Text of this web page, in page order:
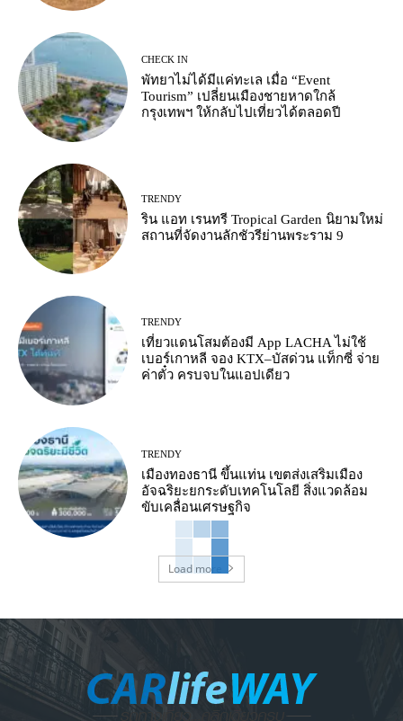
CHECK IN
พัทยาไม่ได้มีแค่ทะเล เมื่อ “Event
Tourism” เปลี่ยนเมืองชายหาดใกล้
กรุงเทพฯ ให้กลับไปเที่ยวได้ตลอดปี
TRENDY
ริน แอท เรนทรี Tropical Garden นิยามใหม่
สถานที่จัดงานลักชัวรีย่านพระราม 9
TRENDY
เที่ยวแดนโสมต้องมี App LACHA ไม่ใช้
เบอร์เกาหลี จอง KTX–บัสด่วน แท็กซี่ จ่าย
ค่าตั๋ว ครบจบในแอปเดียว
TRENDY
เมืองทองธานี ขึ้นแท่น เขตส่งเสริมเมือง
อัจฉริยะยกระดับเทคโนโลยี สิ่งแวดล้อม
ขับเคลื่อนเศรษฐกิจ
Load more